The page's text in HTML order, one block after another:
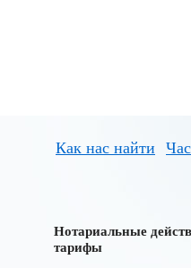
Как нас найти
Нотариальные
тарифы